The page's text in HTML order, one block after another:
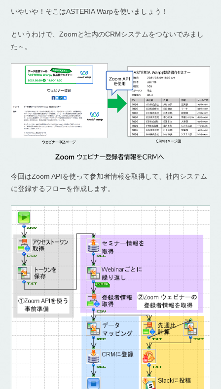
いやいや！そこはASTERIA Warpを使いましょう！
というわけで、Zoomと社内のCRMシステムをつないでみまし
た～。
今回はZoom APIを使って参加者情報を取得して、社内システム
に登録するフローを作成します。